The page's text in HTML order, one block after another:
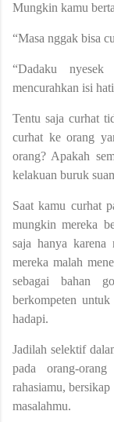
Mungkin kamu
“Masa nggak bisa
“Dadaku
mencurahkan isi
Tentu saja curhat
curhat ke orang
orang? Apakah
kelakuan buruk
Saat kamu curhat
mungkin mereka
saja hanya
mereka malah
sebagai bahan
berkompeten
hadapi.
Jadilah selektif
pada orang-
rahasiamu,
masalahmu.